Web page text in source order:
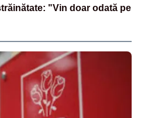
"Vin doar odată pe